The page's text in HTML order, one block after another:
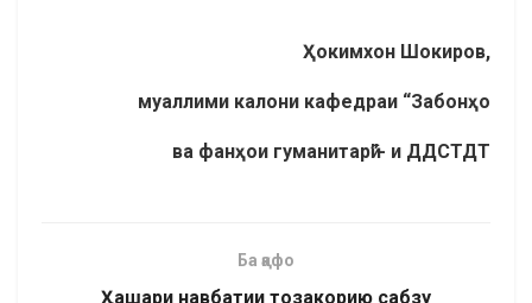
Ҳокимхон Шокиров,
муаллими калони кафедраи “Забонҳо
ва фанҳои гуманитарӣ”- и ДДСТДТ
Ба қафо
Ҳашари навбатии тозакорию сабзу